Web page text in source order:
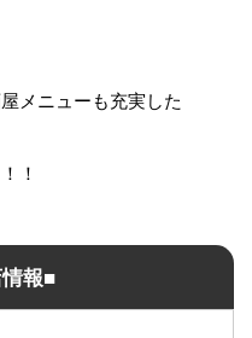
メニューも充実した
！
報■